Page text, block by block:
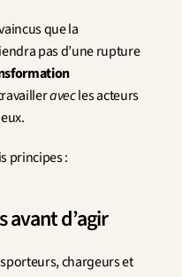
que la
pas d’une rupture
avec les acteurs
principes :
avant d’agir
chargeurs et